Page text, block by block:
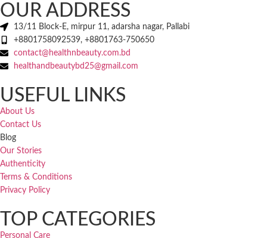
OUR ADDRESS
13/11 Block-E, mirpur 11, adarsha nagar, Pallabi
+8801758092539, +8801763-750650
contact@healthnbeauty.com.bd
healthandbeautybd25@gmail.com
USEFUL LINKS
About Us
Contact Us
Blog
Our Stories
Authenticity
Terms & Conditions
Privacy Policy
TOP CATEGORIES
Personal Care